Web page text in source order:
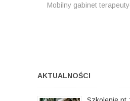
j
z a
y
Mobilny gabinet
AKTUALNOŚCI